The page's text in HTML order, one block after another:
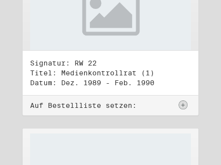
Signatur: RW 22
Titel: Medienkontrollrat (1)
Datum: Dez. 1989 - Feb. 1990
Auf Bestellliste setzen: